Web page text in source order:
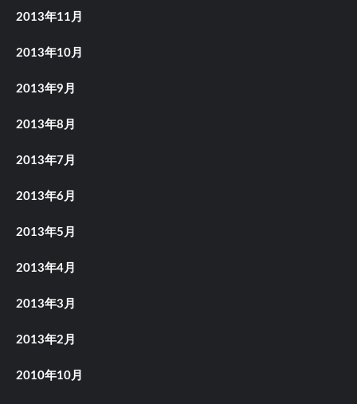
2013年11月
2013年10月
2013年9月
2013年8月
2013年7月
2013年6月
2013年5月
2013年4月
2013年3月
2013年2月
2010年10月